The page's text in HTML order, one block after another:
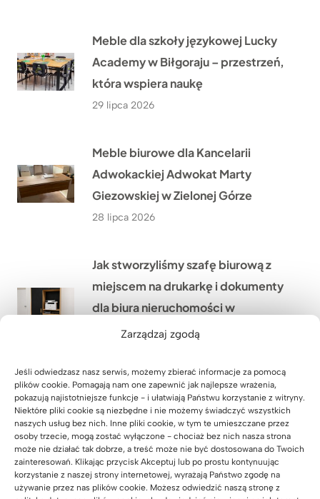
Zarządzaj zgodą
Jeśli odwiedzasz nasz serwis, możemy zbierać informacje za pomocą
plików cookie. Pomagają nam one zapewnić jak najlepsze wrażenia,
pokazują najistotniejsze funkcje - i ułatwiają Państwu korzystanie z witryny.
Niektóre pliki cookie są niezbędne i nie możemy świadczyć wszystkich
naszych usług bez nich. Inne pliki cookie, w tym te umieszczane przez
osoby trzecie, mogą zostać wyłączone - chociaż bez nich nasza strona
może nie działać tak dobrze, a treść może nie być dostosowana do Twoich
zainteresowań. Klikając przycisk Akceptuj lub po prostu kontynuując
korzystanie z naszej strony internetowej, wyrażają Państwo zgodę na
używanie przez nas plików cookie. Możesz odwiedzić naszą stronę z
Meble dla szkoły językowej Lucky
Academy w Biłgoraju – przestrzeń,
która wspiera naukę
29 lipca 2026
Meble biurowe dla Kancelarii
Adwokackiej Adwokat Marty
Giezowskiej w Zielonej Górze
28 lipca 2026
Jak stworzyliśmy szafę biurową z
miejscem na drukarkę i dokumenty
dla biura nieruchomości w
Warszawie?
Lada recepcyjna z podświetleniem
LED dla firmy HÖLSCHER z
Niemiec
24 lipca 2026